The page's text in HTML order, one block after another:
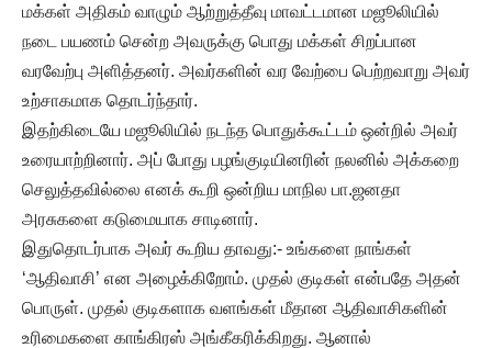
மக்கள் அதிகம் வாழும் ஆற்றுத்தீவு மாவட்டமான மஜூலியில்
நடை பயணம் சென்ற அவருக்கு பொது மக்கள் சிறப்பான
வரவேற்பு அளித்தனர். அவர்களின் வர வேற்பை பெற்றவாறு அவர்
உற்சாகமாக தொடர்ந்தார்.
இதற்கிடையே மஜூலியில் நடந்த பொதுக்கூட்டம் ஒன்றில் அவர்
உரையாற்றினார். அப் போது பழங்குடியினரின் நலனில் அக்கறை
செலுத்தவில்லை எனக் கூறி ஒன்றிய மாநில பா.ஜனதா
அரசுகளை கடுமையாக சாடினார்.
இதுதொடர்பாக அவர் கூறிய தாவது:- உங்களை நாங்கள்
‘ஆதிவாசி’ என அழைக்கிறோம். முதல் குடிகள் என்பதே அதன்
பொருள். முதல் குடிகளாக வளங்கள் மீதான ஆதிவாசிகளின்
உரிமைகளை காங்கிரஸ் அங்கீகரிக்கிறது. ஆனால்